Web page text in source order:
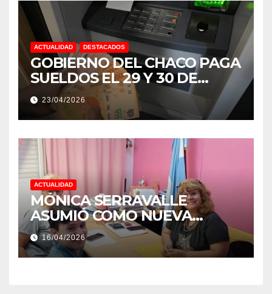
ACTUALIDAD DESTACADOS
GOBIERNO DEL CHACO PAGA
SUELDOS EL 29 Y 30 DE
ABRIL, CON EL 2% DE
AUMENTO
23/04/2026
ACTUALIDAD
MÓNICA SERRAVALLE
ASUMIÓ COMO NUEVA
DIRECTORA DEL E.E.S. N° 82
«RENÉ FAVALORO» DE
BASAIL.
16/04/2026